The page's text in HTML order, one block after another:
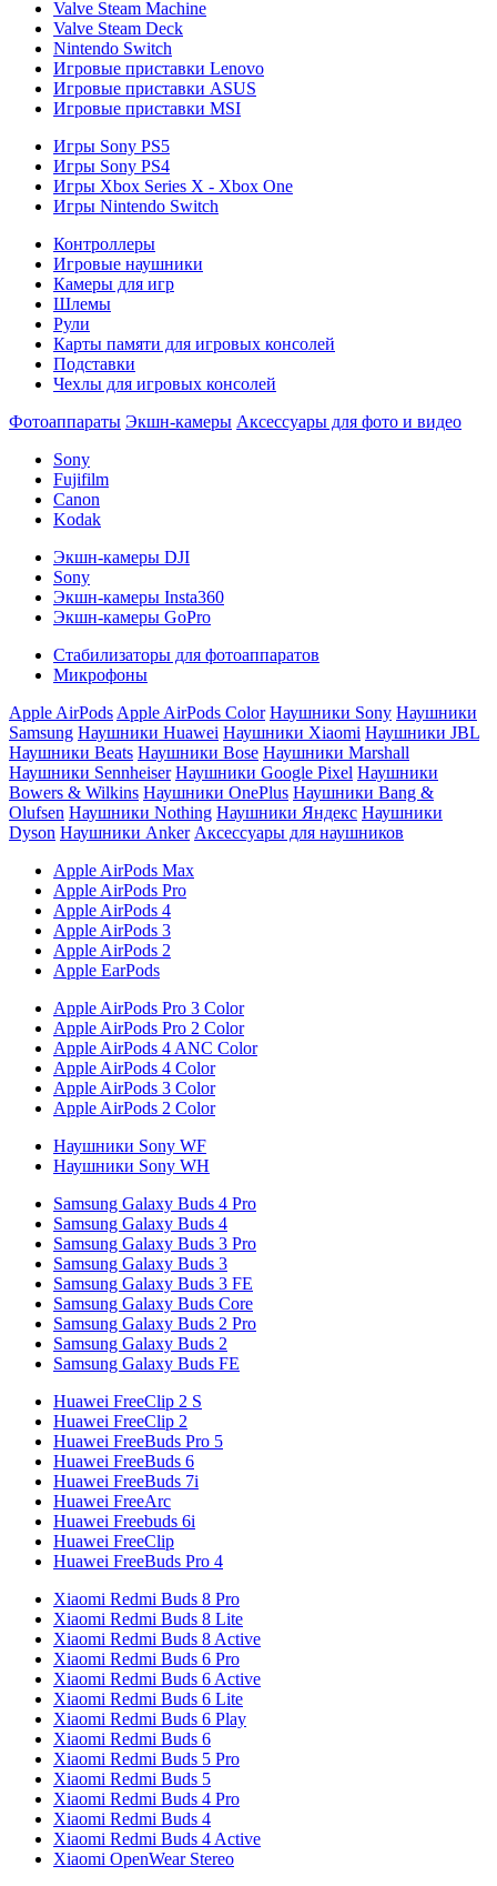
Valve Steam Machine
Valve Steam Deck
Nintendo Switch
Игровые приставки Lenovo
Игровые приставки ASUS
Игровые приставки MSI
Игры Sony PS5
Игры Sony PS4
Игры Xbox Series X - Xbox One
Игры Nintendo Switch
Контроллеры
Игровые наушники
Камеры для игр
Шлемы
Рули
Карты памяти для игровых консолей
Подставки
Чехлы для игровых консолей
Фотоаппараты Экшн-камеры Аксессуары для фото и видео
Sony
Fujifilm
Canon
Kodak
Экшн-камеры DJI
Sony
Экшн-камеры Insta360
Экшн-камеры GoPro
Стабилизаторы для фотоаппаратов
Микрофоны
Apple AirPods Apple AirPods Color Наушники Sony Наушники
Samsung Наушники Huawei Наушники Xiaomi Наушники JBL
Наушники Beats Наушники Bose Наушники Marshall
Наушники Sennheiser Наушники Google Pixel Наушники
Bowers & Wilkins Наушники OnePlus Наушники Bang &
Olufsen Наушники Nothing Наушники Яндекс Наушники
Dyson Наушники Anker Аксессуары для наушников
Apple AirPods Max
Apple AirPods Pro
Apple AirPods 4
Apple AirPods 3
Apple AirPods 2
Apple EarPods
Apple AirPods Pro 3 Color
Apple AirPods Pro 2 Color
Apple AirPods 4 ANC Color
Apple AirPods 4 Color
Apple AirPods 3 Color
Apple AirPods 2 Color
Наушники Sony WF
Наушники Sony WH
Samsung Galaxy Buds 4 Pro
Samsung Galaxy Buds 4
Samsung Galaxy Buds 3 Pro
Samsung Galaxy Buds 3
Samsung Galaxy Buds 3 FE
Samsung Galaxy Buds Core
Samsung Galaxy Buds 2 Pro
Samsung Galaxy Buds 2
Samsung Galaxy Buds FE
Huawei FreeClip 2 S
Huawei FreeClip 2
Huawei FreeBuds Pro 5
Huawei FreeBuds 6
Huawei FreeBuds 7i
Huawei FreeArc
Huawei Freebuds 6i
Huawei FreeClip
Huawei FreeBuds Pro 4
Xiaomi Redmi Buds 8 Pro
Xiaomi Redmi Buds 8 Lite
Xiaomi Redmi Buds 8 Active
Xiaomi Redmi Buds 6 Pro
Xiaomi Redmi Buds 6 Active
Xiaomi Redmi Buds 6 Lite
Xiaomi Redmi Buds 6 Play
Xiaomi Redmi Buds 6
Xiaomi Redmi Buds 5 Pro
Xiaomi Redmi Buds 5
Xiaomi Redmi Buds 4 Pro
Xiaomi Redmi Buds 4
Xiaomi Redmi Buds 4 Active
Xiaomi OpenWear Stereo